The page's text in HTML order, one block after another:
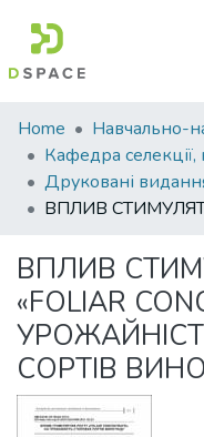
Communities
&
Collections
All of DSpace
Statistics
Home
ВПЛИВ
«FOLIAR
СОРТІВ